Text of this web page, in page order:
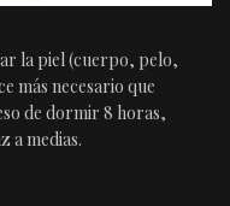
la piel (cuerpo, pelo,
más necesario que
de dormir 8 horas,
a medias.